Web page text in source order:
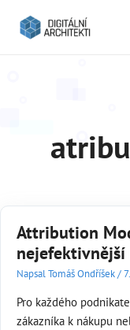
Attribution
NapsalTomáš Ondříšek/
Pro každého
zákazníka k nákupu